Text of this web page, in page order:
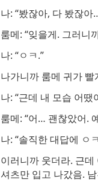
나: “봤잖아, 다 봤잖아
룸메: “잊을게. 그러니
나: “ㅇㅋ.”
나가니까 룸메 귀가
나: “근데 내 모습 어땠
룸메: “어… 괜찮았어.
나: “솔직한 대답에 ㅇ
이러니까 웃더라. 근
셔츠만 입고 나갔음.